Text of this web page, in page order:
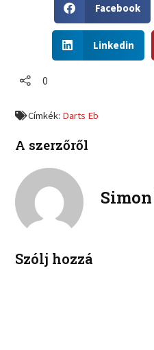
h
a
r
b
o
Facebook
h
a
n
i
k
n
Linkedin
0
Címkék: Darts Eb
A szerzőről
Szólj hozzá